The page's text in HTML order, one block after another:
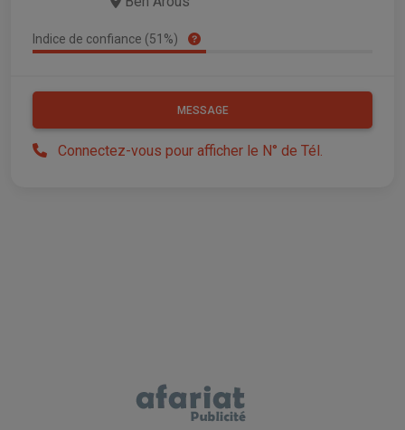
Indice de confiance (51%)
MESSAGE
Connectez-vous pour afficher le N° de Tél.